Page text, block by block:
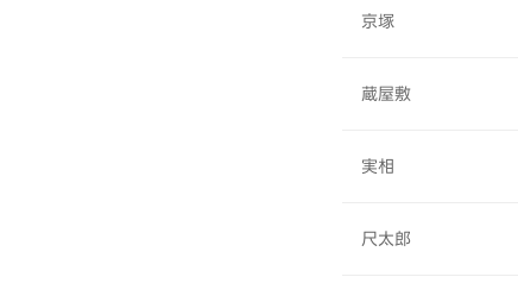
京塚
蔵屋敷
実相
尺太郎